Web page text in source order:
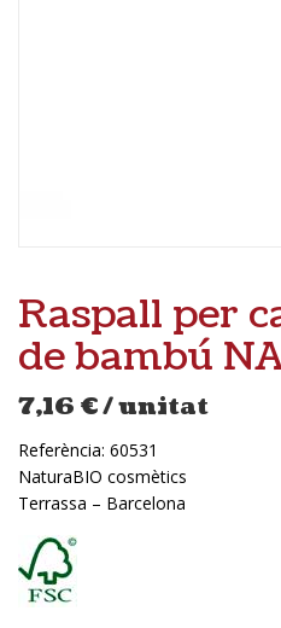
Raspall per
de bambú
7,16 €/ unitat
Referència: 60531
NaturaBIO cosmètics
Terrassa – Barcelona